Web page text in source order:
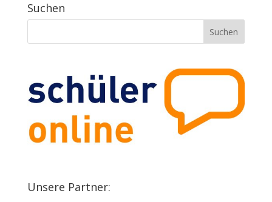
Suchen
Unsere Partner: